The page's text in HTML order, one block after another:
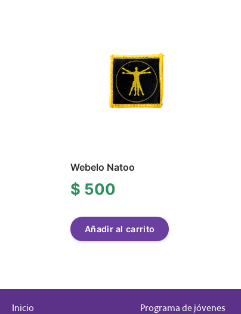
Webelo Natoo
$ 500
Añadir al carrito
Inicio Programa de jóvenes